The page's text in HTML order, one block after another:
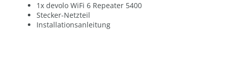
1x devolo WiFi 6 Repeater 5400
Stecker-Netzteil
Installationsanleitung